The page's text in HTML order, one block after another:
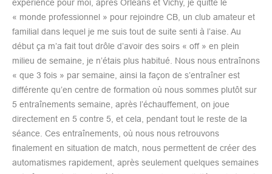
expérience pour moi, après Orléans et Vichy, je quitte le
« monde professionnel » pour rejoindre CB, un club amateur et
familial dans lequel je me suis tout de suite senti à l’aise. Au
début ça m’a fait tout drôle d’avoir des soirs « off » en plein
milieu de semaine, je n’étais plus habitué. Nous nous entraînons
« que 3 fois » par semaine, ainsi la façon de s’entraîner est
différente qu’en centre de formation où nous sommes plutôt sur
5 entraînements semaine, après l’échauffement, on joue
directement en 5 contre 5, et cela, pendant tout le reste de la
séance. Ces entraînements, où nous nous retrouvons
finalement en situation de match, nous permettent de créer des
automatismes rapidement, après seulement quelques semaines